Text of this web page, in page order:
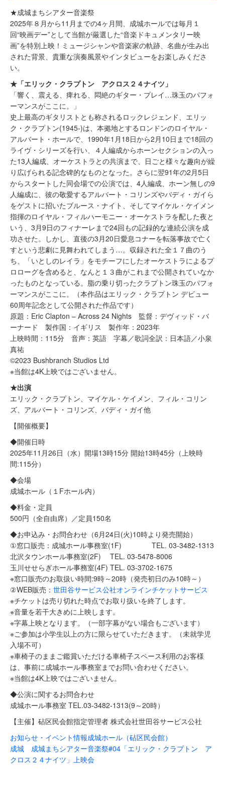
★成城まちシアター音楽祭
2025年８月から11月までの4ヶ月間、成城ホールでは毎月１
回“映画デー”として当館が厳選した“音楽ドキュメンタリー映
画”を特別上映！ミュージシャンや音楽家の軌跡、名曲が生み出
された背景、貴重な演奏風景やインタビューをお楽しみくださ
い。
★「エリック・クラプトン アクロス２４ナイツ」
「響く、震える、痺れる、悶絶のギター・プレイ…珠玉のパフォ
ーマンスがここに。」
史上最高のギタリストとも称されるロックレジェンド、エリッ
ク・クラプトン(1945-)は、本拠地とするロンドンのロイヤル・
アルバート・ホールで、1990年1月18日から2月10日まで18回の
ライヴ・シリーズを行い、４人編成からホーンセクションの入っ
た13人編成、オーケストラとの共演まで、日ごと様々な趣向が繰
り広げられる記念碑的なものとなった。さらに翌91年の2月5日
からスタートした同会場での公演では、4人編成、ホーン無しの9
人編成に、彼の敬愛するアルバート・コリンズやバディ・ガイら
をゲストに招いたブルース・ナイト、そしてマイケル・ケイメン
指揮のロイヤル・フィルハーモニー・オーケストラを配した夜と
いう、3月9日のフィナーレまで24回もの記録的な連続公演を成
功させた。しかし、直後の3月20日愛息コナーを転落事故で亡く
すという悲劇に見舞われてしまう…。収録された全１７曲のう
ち、「いとしのレイラ」をモチーフにしたオーケストラによるプ
ロローグを含めると、なんと１３曲がこれまで公開されていなか
ったものとなっている。脂の乗り切ったクラプトン珠玉のパフォ
ーマンスがここに。（本作品はエリック・クラプトン デビュー
60周年記念として公開された作品です）
原題：Eric Clapton – Across 24 Nights 監督：デヴィッド・バ
ーナード 製作国：イギリス 製作年：2023年
上映時間：115分 音声：英語 字幕／歌詞全訳：日本語／小泉
真祐
©2023 Bushbranch Studios Ltd
※当館は4K上映ではございません。
★出演
エリック・クラプトン、マイケル・ケイメン、フィル・コリン
ズ、アルバート・コリンズ、バディ・ガイ他
【開催概要】
◆開催日時
2025年11月26日（水）開場13時15分 開始13時45分（上映時
間:115分）
◆会場
成城ホール（１Fホール内）
◆料金・定員
500円（全自由席）／定員150名
◆お申込み・お問合わせ（6月24日(火)10時より発売開始）
①窓口販売：成城ホール事務室(1F) TEL. 03-3482-1313
北沢タウンホール事務室(2F) TEL. 03-5478-8006
玉川せせらぎホール事務室(4F) TEL. 03-3702-1675
※窓口販売のお取扱い時間:9時～20時（発売初日のみ10時～）
②WEB販売： 世田谷サービス公社オンラインチケットサービス
※チケットは売り切れた時点でお取り扱いを終了します。
※音量を若干大きめに上映します。
※字幕上映となります。（一部字幕がない場合もございます）
※ご参加は小学生以上の方に限らせていただきます。（未就学児
入場不可）
※車椅子のままご鑑賞いただける車椅子スペース利用のお客様
は、事前に成城ホール事務室までお問い合わせください。
※当館は4K上映ではございません。
◆公演に関するお問合わせ
成城ホール事務室 TEL.03-3482-1313(9～20時）
【主催】砧区民会館指定管理者 株式会社世田谷サービス公社
お知らせ・イベント情報成城ホール（砧区民会館）
成城 成城まちシアター音楽祭#04「エリック・クラプトン ア
クロス２４ナイツ」上映会